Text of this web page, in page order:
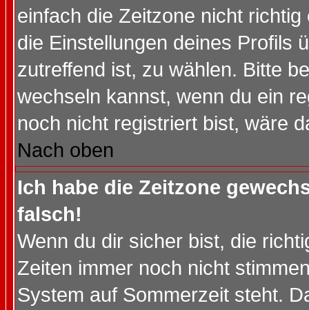
einfach die Zeitzone nicht
die Einstellungen deines Profils
zutreffend ist, zu wählen. Bitte
wechseln kannst, wenn du ein
noch nicht registriert bist, wäre
Nach oben
Ich habe die Zeitzone
falsch!
Wenn du dir sicher bist, die
Zeiten immer noch nicht
System auf Sommerzeit steht.